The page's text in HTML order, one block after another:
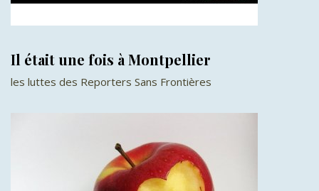
Il était une fois à Montpellier
les luttes des Reporters Sans Frontières